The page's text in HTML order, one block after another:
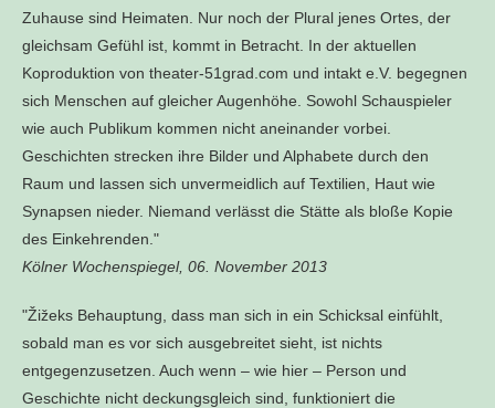
Zuhause sind Heimaten. Nur noch der Plural jenes Ortes, der
gleichsam Gefühl ist, kommt in Betracht. In der aktuellen
Koproduktion von theater-51grad.com und intakt e.V. begegnen
sich Menschen auf gleicher Augenhöhe. Sowohl Schauspieler
wie auch Publikum kommen nicht aneinander vorbei.
Geschichten strecken ihre Bilder und Alphabete durch den
Raum und lassen sich unvermeidlich auf Textilien, Haut wie
Synapsen nieder. Niemand verlässt die Stätte als bloße Kopie
des Einkehrenden."
Kölner Wochenspiegel, 06. November 2013
"Žižeks Behauptung, dass man sich in ein Schicksal einfühlt,
sobald man es vor sich ausgebreitet sieht, ist nichts
entgegenzusetzen. Auch wenn – wie hier – Person und
Geschichte nicht deckungsgleich sind, funktioniert die